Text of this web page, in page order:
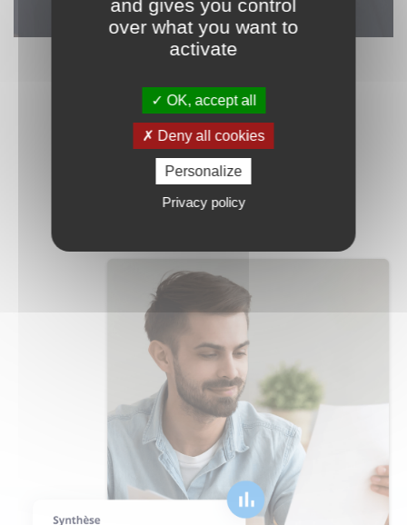
Des professionnels à votre service
Des outils à votre
service
and gives you control
over what you want to
activate
OK, accept all
Deny all cookies
Personalize
Privacy policy